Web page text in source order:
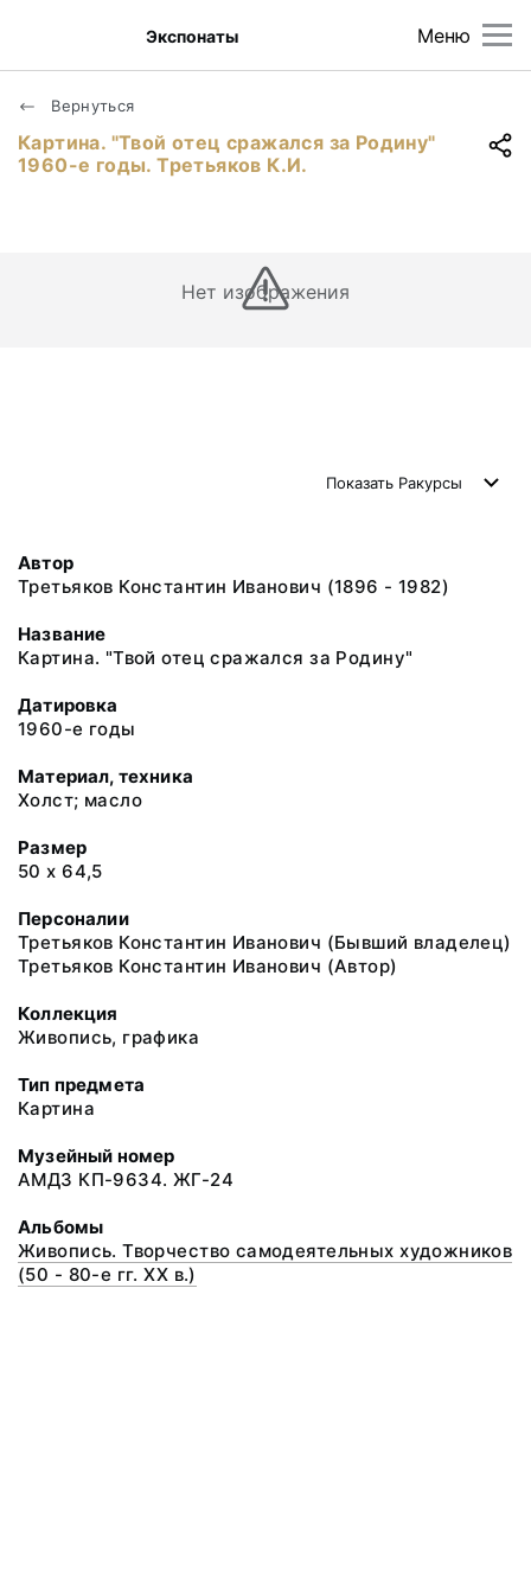
Меню
Экспонаты
Вернуться
Картина. "Твой отец сражался за Родину"
1960-е годы. Третьяков К.И.
Нет изображения
Показать Ракурсы
Автор
Третьяков Константин Иванович (1896 - 1982)
Название
Картина. "Твой отец сражался за Родину"
Датировка
1960-е годы
Материал, техника
Холст; масло
Размер
50 х 64,5
Персоналии
Третьяков Константин Иванович (Бывший владелец)
Третьяков Константин Иванович (Автор)
Коллекция
Живопись, графика
Тип предмета
Картина
Музейный номер
АМДЗ КП-9634. ЖГ-24
Альбомы
Живопись. Творчество самодеятельных художников
(50 - 80-е гг. XX в.)